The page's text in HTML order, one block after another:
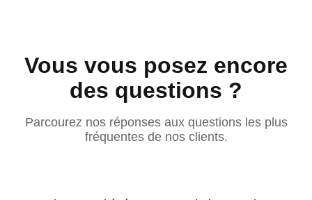
Vous vous posez encore
des questions ?
Parcourez nos réponses aux questions les plus
fréquentes de nos clients.